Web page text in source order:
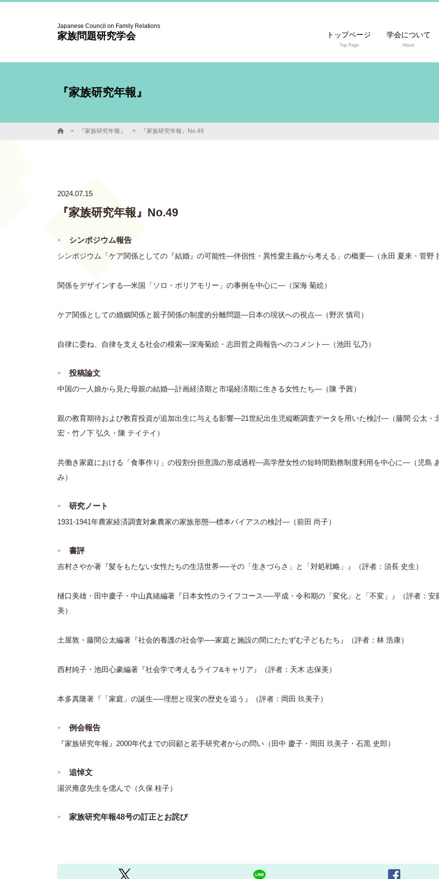
Japanese Council on Family Relations
家族問題研究学会 トップページ
Top Page
学会について
About
『家族研究年報』
『家族研究年報』 『家族研究年報』No.49
2024.07.15
『家族研究年報』No.49
シンポジウム報告
シンポジウム「ケア関係としての『結婚』の可能性―伴侶性・異性愛主義から考える」の概要―（永田 夏来・菅野
関係をデザインする―米国「ソロ・ポリアモリー」の事例を中心に―（深海 菊絵）
ケア関係としての婚姻関係と親子関係の制度的分離問題―日本の現状への視点―（野沢 慎司）
自律に委ね、自律を支える社会の模索―深海菊絵・志田哲之両報告へのコメント―（池田 弘乃）
投稿論文
中国の一人娘から見た母親の結婚―計画経済期と市場経済期に生きる女性たち―（陳 予茜）
親の教育期待および教育投資が追加出生に与える影響―21世紀出生児縦断調査データを用いた検討―（藤間 公太・
宏・竹ノ下 弘久・陳 テイテイ）
共働き家庭における「食事作り」の役割分担意識の形成過程―高学歴女性の短時間勤務制度利用を中心に―（児島
み）
研究ノート
1931-1941年農家経済調査対象農家の家族形態―標本バイアスの検討―（前田 尚子）
書評
吉村さやか著『髪をもたない女性たちの生活世界──その「生きづらさ」と「対処戦略」』（評者：須長 史生）
樋口美雄・田中慶子・中山真緒編著『日本女性のライフコース──平成・令和期の「変化」と「不変」』（評者：安
美）
土屋敦・藤間公太編著『社会的養護の社会学──家庭と施設の間にたたずむ子どもたち』（評者：林 浩康）
西村純子・池田心豪編著『社会学で考えるライフ&キャリア』（評者：天木 志保美）
本多真隆著『「家庭」の誕生──理想と現実の歴史を追う』（評者：岡田 玖美子）
例会報告
『家族研究年報』2000年代までの回顧と若手研究者からの問い（田中 慶子・岡田 玖美子・石黒 史郎）
追悼文
湯沢雍彦先生を偲んで（久保 桂子）
家族研究年報48号の訂正とお詫び